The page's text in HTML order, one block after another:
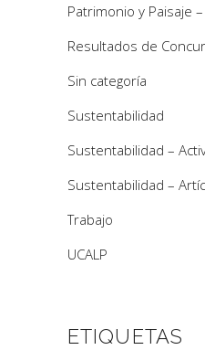
Patrimonio y Paisaje
Resultados de
Sin categoría
Sustentabilidad
Sustentabilidad –
Sustentabilidad –
Trabajo
UCALP
ETIQUETAS